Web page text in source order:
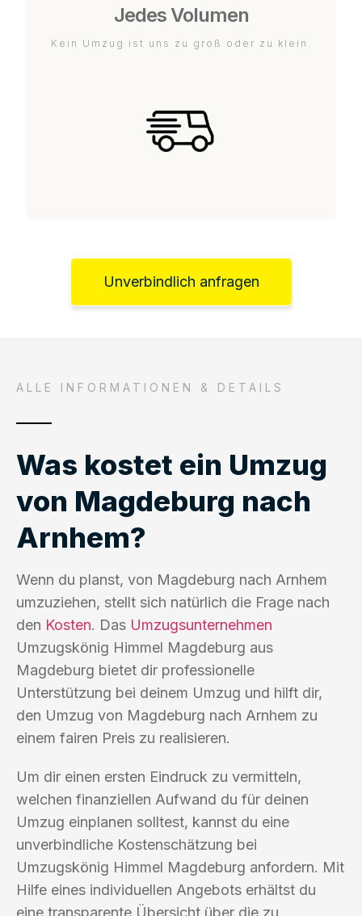
Jedes Volumen
Kein Umzug ist uns zu groß oder zu klein.
Unverbindlich anfragen
ALLE INFORMATIONEN & DETAILS
Was kostet ein Umzug
von Magdeburg nach
Arnhem?
Wenn du planst, von Magdeburg nach Arnhem
umzuziehen, stellt sich natürlich die Frage nach
den Kosten. Das Umzugsunternehmen
Umzugskönig Himmel Magdeburg aus
Magdeburg bietet dir professionelle
Unterstützung bei deinem Umzug und hilft dir,
den Umzug von Magdeburg nach Arnhem zu
einem fairen Preis zu realisieren.
Um dir einen ersten Eindruck zu vermitteln,
welchen finanziellen Aufwand du für deinen
Umzug einplanen solltest, kannst du eine
unverbindliche Kostenschätzung bei
Umzugskönig Himmel Magdeburg anfordern. Mit
Hilfe eines individuellen Angebots erhältst du
eine transparente Übersicht über die zu